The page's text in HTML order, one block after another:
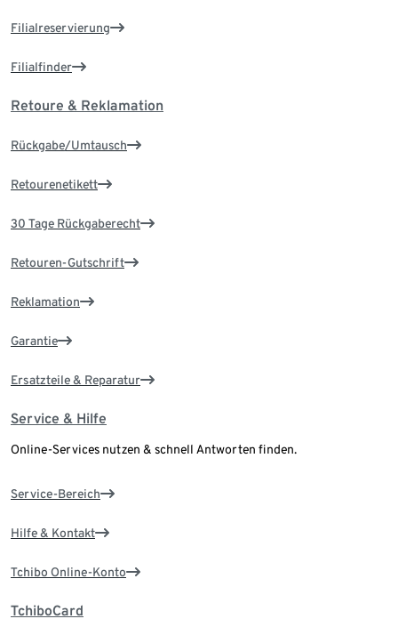
Filialreservierung
Filialfinder
Retoure & Reklamation
Rückgabe/Umtausch
Retourenetikett
30 Tage Rückgaberecht
Retouren-Gutschrift
Reklamation
Garantie
Ersatzteile & Reparatur
Service & Hilfe
Online-Services nutzen & schnell Antworten finden.
Service-Bereich
Hilfe & Kontakt
Tchibo Online-Konto
TchiboCard